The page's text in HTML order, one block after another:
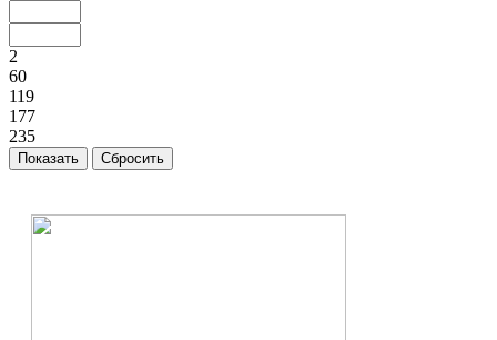
2
60
119
177
235